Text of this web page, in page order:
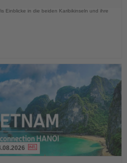
Einblicke in die beiden Karibikinseln und ihre